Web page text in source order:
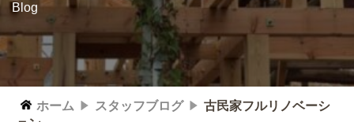
Blog
ホーム スタッフブログ
古民家フルリノベーシ